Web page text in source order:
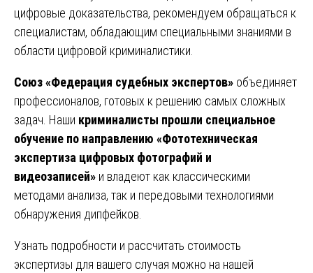
цифровые доказательства, рекомендуем обращаться к
специалистам, обладающим специальными знаниями в
области цифровой криминалистики.
Союз «Федерация судебных экспертов» объединяет
профессионалов, готовых к решению самых сложных
задач. Наши криминалисты прошли специальное
обучение по направлению «Фототехническая
экспертиза цифровых фотографий и
видеозаписей» и владеют как классическими
методами анализа, так и передовыми технологиями
обнаружения дипфейков.
Узнать подробности и рассчитать стоимость
экспертизы для вашего случая можно на нашей